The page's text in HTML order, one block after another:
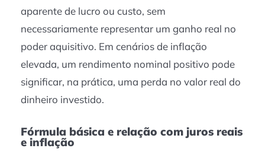
aparente de lucro ou custo, sem
necessariamente representar um ganho real no
poder aquisitivo. Em cenários de inflação
elevada, um rendimento nominal positivo pode
significar, na prática, uma perda no valor real do
dinheiro investido.
Fórmula básica e relação com juros reais
e inflação